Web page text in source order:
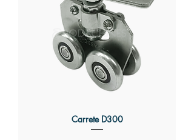
Carrete D300